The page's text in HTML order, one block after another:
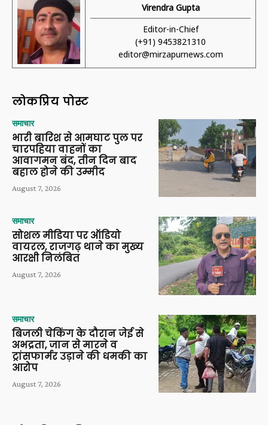
Virendra Gupta
Editor-in-Chief
(+91) 9453821310
editor@mirzapurnews.com
लोकप्रिय पोस्ट
समाचार
भारी बारिश से आमघाट पुल पर
चारपहिया वाहनों का
आवागमन बंद, तीन दिन बाद
बहाल होने की उम्मीद
August 7, 2026
समाचार
सोशल मीडिया पर ऑडियो
वायरल, राजगढ़ थाने का मुख्य
आरक्षी निलंबित
August 7, 2026
समाचार
बिजली चेकिंग के दौरान जेई से
अभद्रता, जान से मारने व
ट्रांसफार्मर उड़ाने की धमकी का
आरोप
August 7, 2026